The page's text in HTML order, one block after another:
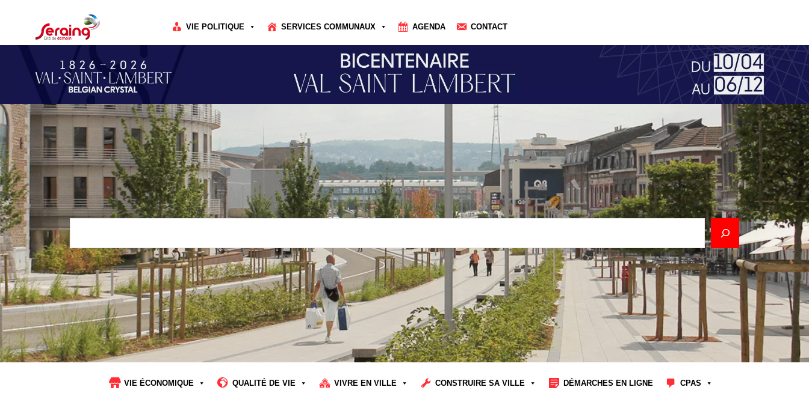
VIE POLITIQUE SERVICES COMMUNAUX AGENDA CONTACT
Rechercher
VIE ÉCONOMIQUE QUALITÉ DE VIE VIVRE EN VILLE CONSTRUIRE SA VILLE DÉMARCHES EN LIGNE CPAS